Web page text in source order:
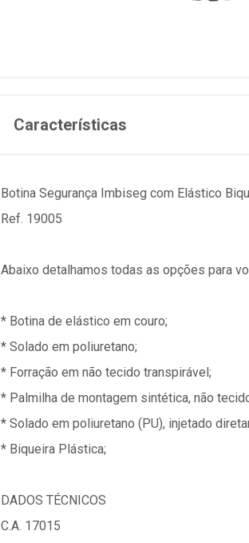
Características
Botina Segurança Imbiseg com Elástico
Ref. 19005
Abaixo detalhamos todas as opções para
* Botina de elástico em couro;
* Solado em poliuretano;
* Forração em não tecido transpirável;
* Palmilha de montagem sintética, não
* Solado em poliuretano (PU), injetado
* Biqueira Plástica;
DADOS TÉCNICOS
C.A. 17015